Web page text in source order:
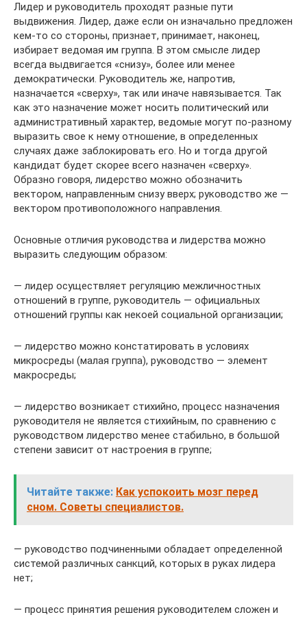
Лидер и руководитель проходят разные пути
выдвижения. Лидер, даже если он изначально предложен
кем-то со стороны, признает, принимает, наконец,
избирает ведомая им группа. В этом смысле лидер
всегда выдвигается «снизу», более или менее
демократически. Руководитель же, напротив,
назначается «сверху», так или иначе навязывается. Так
как это назначение может носить политический или
административный характер, ведомые могут по-разному
выразить свое к нему отношение, в определенных
случаях даже заблокировать его. Но и тогда другой
кандидат будет скорее всего назначен «сверху».
Образно говоря, лидерство можно обозначить
вектором, направленным снизу вверх; руководство же —
вектором противоположного направления.
Основные отличия руководства и лидерства можно
выразить следующим образом:
— лидер осуществляет регуляцию межличностных
отношений в группе, руководитель — официальных
отношений группы как некоей социальной организации;
— лидерство можно констатировать в условиях
микросреды (малая группа), руководство — элемент
макросреды;
— лидерство возникает стихийно, процесс назначения
руководителя не является стихийным, по сравнению с
руководством лидерство менее стабильно, в большой
степени зависит от настроения в группе;
Читайте также: Как успокоить мозг перед
сном. Советы специалистов.
— руководство подчиненными обладает определенной
системой различных санкций, которых в руках лидера
нет;
— процесс принятия решения руководителем сложен и